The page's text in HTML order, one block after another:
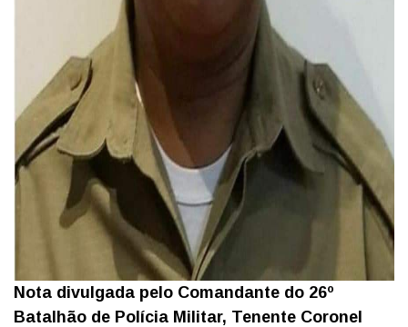
Nota divulgada pelo Comandante do 26º
Batalhão de Polícia Militar, Tenente Coronel